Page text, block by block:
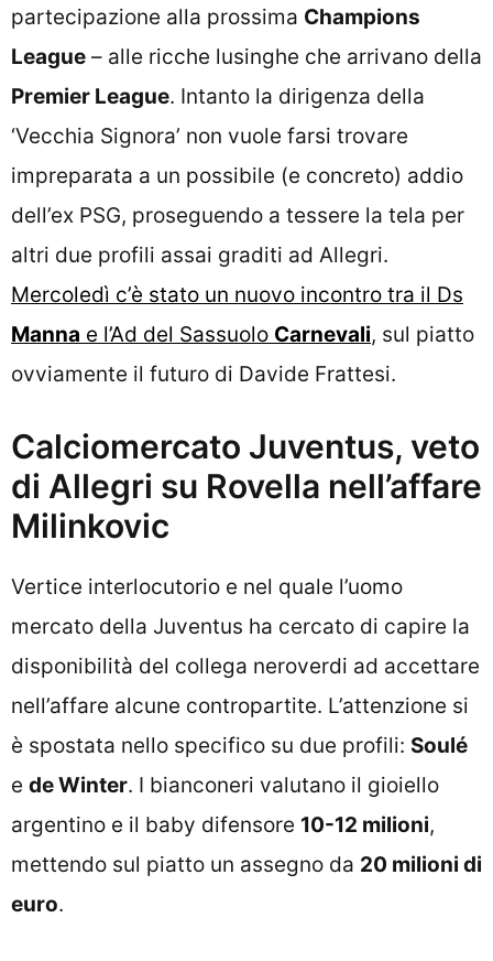
partecipazione alla prossima Champions
League – alle ricche lusinghe che arrivano della
Premier League. Intanto la dirigenza della
‘Vecchia Signora’ non vuole farsi trovare
impreparata a un possibile (e concreto) addio
dell’ex PSG, proseguendo a tessere la tela per
altri due profili assai graditi ad Allegri.
Mercoledì c’è stato un nuovo incontro tra il Ds
Manna e l’Ad del Sassuolo Carnevali, sul piatto
ovviamente il futuro di Davide Frattesi.
Calciomercato Juventus, veto
di Allegri su Rovella nell’affare
Milinkovic
Vertice interlocutorio e nel quale l’uomo
mercato della Juventus ha cercato di capire la
disponibilità del collega neroverdi ad accettare
nell’affare alcune contropartite. L’attenzione si
è spostata nello specifico su due profili: Soulé
e de Winter. I bianconeri valutano il gioiello
argentino e il baby difensore 10-12 milioni,
mettendo sul piatto un assegno da 20 milioni di
euro.